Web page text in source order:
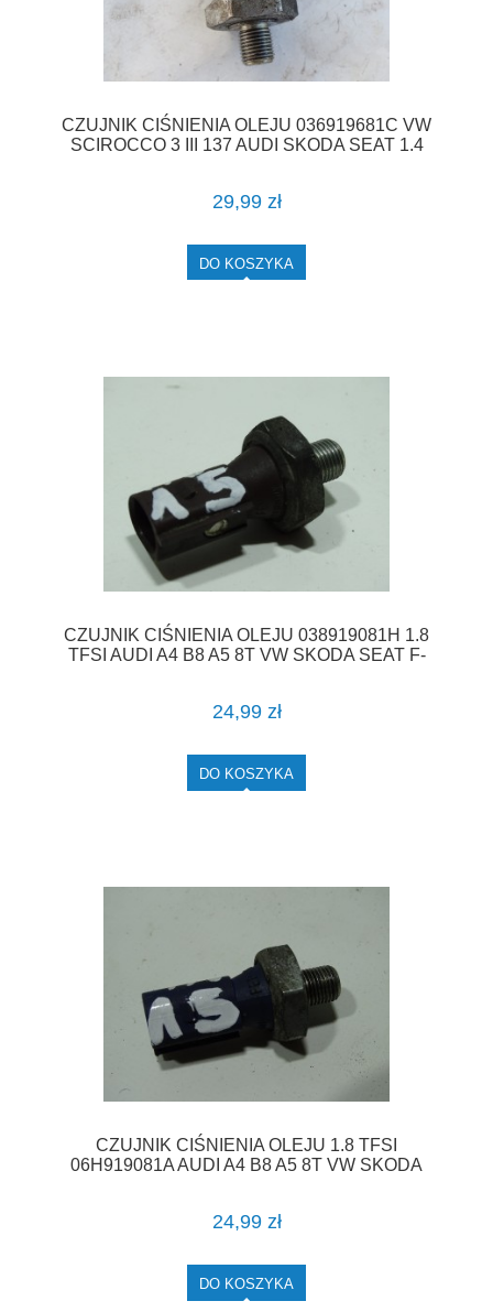
CZUJNIK CIŚNIENIA OLEJU 036919681C VW
SCIROCCO 3 III 137 AUDI SKODA SEAT 1.4
29,99 zł
DO KOSZYKA
CZUJNIK CIŚNIENIA OLEJU 038919081H 1.8
TFSI AUDI A4 B8 A5 8T VW SKODA SEAT F-
24,99 zł
DO KOSZYKA
CZUJNIK CIŚNIENIA OLEJU 1.8 TFSI
06H919081A AUDI A4 B8 A5 8T VW SKODA
24,99 zł
DO KOSZYKA